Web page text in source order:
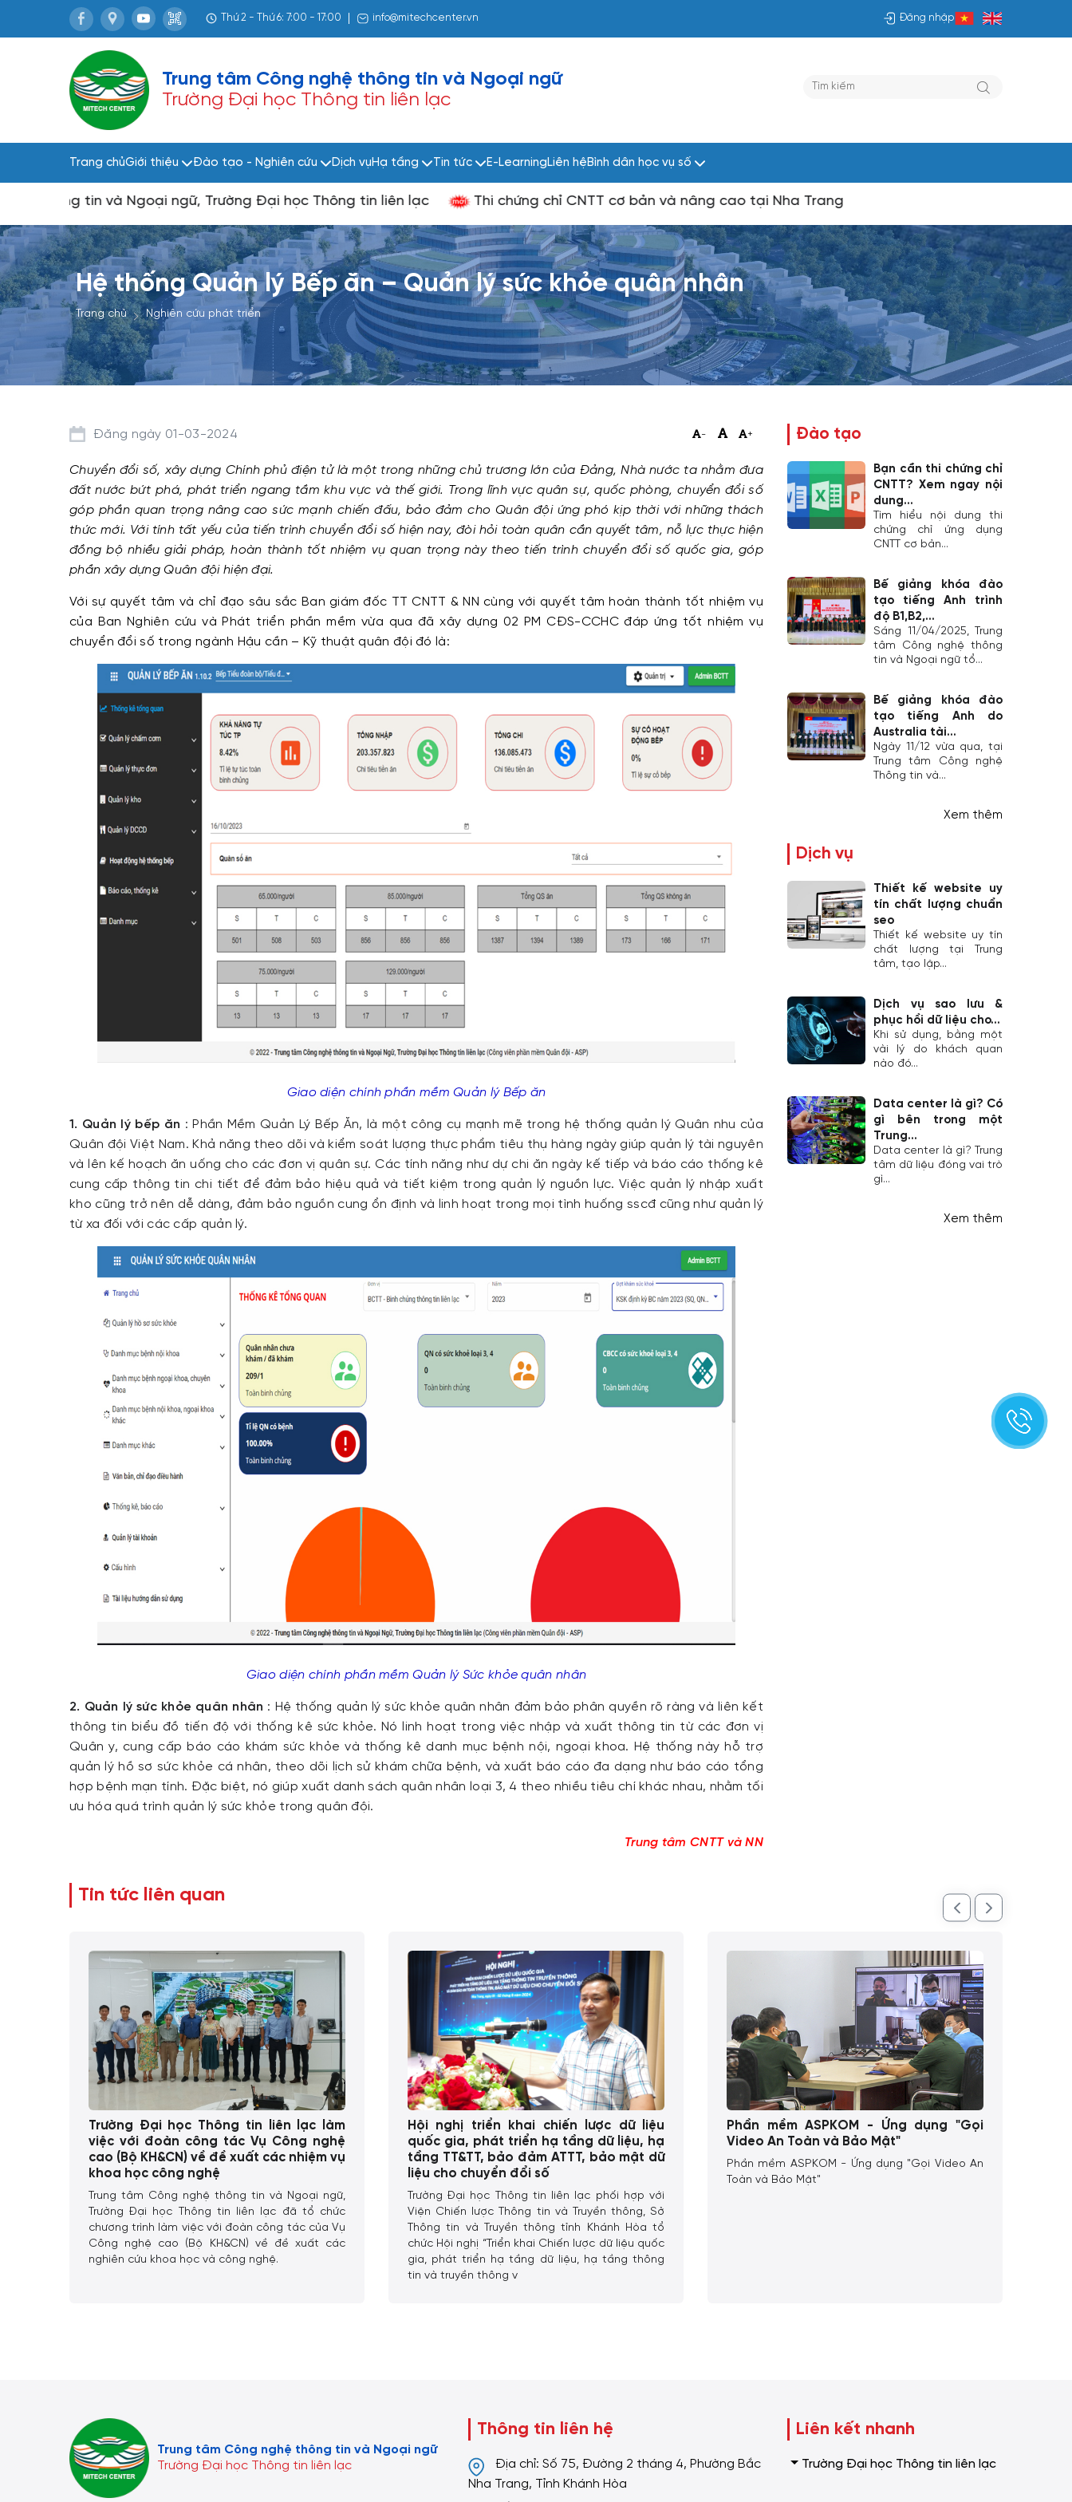
Thứ 2 - Thứ 6: 7:00 - 17:00 info@mitechcenter.vn Đăng nhập
Trung tâm Công nghệ thông tin và Ngoại ngữ
Trường Đại học Thông tin liên lạc
Trang chủGiới thiệu Đào tạo - Nghiên cứu Dịch vụHạ tầng Tin tức E-LearningLiên hệBình dân học vụ số
tin và Ngoại ngữ, Trường Đại học Thông tin liên lạc Thi chứng chỉ CNTT cơ bản và nâng cao tại Nha Trang
Hệ thống Quản lý Bếp ăn – Quản lý sức khỏe quân nhân
Trang chủ Nghiên cứu phát triển
Đăng ngày 01-03-2024 - +
Chuyển đổi số, xây dựng Chính phủ điện tử là một trong những chủ trương lớn của Đảng, Nhà nước ta nhằm đưa
đất nước bứt phá, phát triển ngang tầm khu vực và thế giới. Trong lĩnh vực quân sự, quốc phòng, chuyển đổi số
góp phần quan trọng nâng cao sức mạnh chiến đấu, bảo đảm cho Quân đội ứng phó kịp thời với những thách
thức mới. Với tính tất yếu của tiến trình chuyển đổi số hiện nay, đòi hỏi toàn quân cần quyết tâm, nỗ lực thực hiện
đồng bộ nhiều giải pháp, hoàn thành tốt nhiệm vụ quan trọng này theo tiến trình chuyển đổi số quốc gia, góp
phần xây dựng Quân đội hiện đại.
Với sự quyết tâm và chỉ đạo sâu sắc Ban giám đốc TT CNTT & NN cùng với quyết tâm hoàn thành tốt nhiệm vụ
của Ban Nghiên cứu và Phát triển phần mềm vừa qua đã xây dựng 02 PM CĐS-CCHC đáp ứng tốt nhiệm vụ
chuyển đổi số trong ngành Hậu cần – Kỹ thuật quân đội đó là:
Giao diện chính phần mềm Quản lý Bếp ăn
1. Quản lý bếp ăn : Phần Mềm Quản Lý Bếp Ăn, là một công cụ mạnh mẽ trong hệ thống quản lý Quân nhu của
Quân đội Việt Nam. Khả năng theo dõi và kiểm soát lượng thực phẩm tiêu thụ hàng ngày giúp quản lý tài nguyên
và lên kế hoạch ăn uống cho các đơn vị quân sự. Các tính năng như dự chi ăn ngày kế tiếp và báo cáo thống kê
cung cấp thông tin chi tiết để đảm bảo hiệu quả và tiết kiệm trong quản lý nguồn lực. Việc quản lý nhập xuất
kho cũng trở nên dễ dàng, đảm bảo nguồn cung ổn định và linh hoạt trong mọi tình huống sscđ cũng như quản lý
từ xa đối với các cấp quản lý.
Giao diện chính phần mềm Quản lý Sức khỏe quân nhân
2. Quản lý sức khỏe quân nhân : Hệ thống quản lý sức khỏe quân nhân đảm bảo phân quyền rõ ràng và liên kết
thông tin biểu đồ tiến độ với thống kê sức khỏe. Nó linh hoạt trong việc nhập và xuất thông tin từ các đơn vị
Quân y, cung cấp báo cáo khám sức khỏe và thống kê danh mục bệnh nội, ngoại khoa. Hệ thống này hỗ trợ
quản lý hồ sơ sức khỏe cá nhân, theo dõi lịch sử khám chữa bệnh, và xuất báo cáo đa dạng như báo cáo tổng
hợp bệnh mạn tính. Đặc biệt, nó giúp xuất danh sách quân nhân loại 3, 4 theo nhiều tiêu chí khác nhau, nhằm tối
ưu hóa quá trình quản lý sức khỏe trong quân đội.
Trung tâm CNTT và NN
Đào tạo
Bạn cần thi chứng chỉ
CNTT? Xem ngay nội
dung...
Tìm hiểu nội dung thi
chứng chỉ ứng dụng
CNTT cơ bản...
Bế giảng khóa đào
tạo tiếng Anh trình
độ B1,B2,...
Sáng 11/04/2025, Trung
tâm Công nghệ thông
tin và Ngoại ngữ tổ...
Bế giảng khóa đào
tạo tiếng Anh do
Australia tài...
Ngày 11/12 vừa qua, tại
Trung tâm Công nghệ
Thông tin và...
Xem thêm
Dịch vụ
Thiết kế website uy
tín chất lượng chuẩn
seo
Thiết kế website uy tín
chất lượng tại Trung
tâm, tạo lập...
Dịch vụ sao lưu &
phục hồi dữ liệu cho...
Khi sử dụng, bằng một
vài lý do khách quan
nào đó...
Data center là gì? Có
gì bên trong một
Trung...
Data center là gì? Trung
tâm dữ liệu đóng vai trò
gì...
Xem thêm
Tin tức liên quan
Trường Đại học Thông tin liên lạc làm
việc với đoàn công tác Vụ Công nghệ
cao (Bộ KH&CN) về đề xuất các nhiệm vụ
khoa học công nghệ
Trung tâm Công nghệ thông tin và Ngoại ngữ,
Trường Đại học Thông tin liên lạc đã tổ chức
chương trình làm việc với đoàn công tác của Vụ
Công nghệ cao (Bộ KH&CN) về đề xuất các
nghiên cứu khoa học và công nghệ.
Hội nghị triển khai chiến lược dữ liệu
quốc gia, phát triển hạ tầng dữ liệu, hạ
tầng TT&TT, bảo đảm ATTT, bảo mật dữ
liệu cho chuyển đổi số
Trường Đại học Thông tin liên lạc phối hợp với
Viện Chiến lược Thông tin và Truyền thông, Sở
Thông tin và Truyền thông tỉnh Khánh Hòa tổ
chức Hội nghị “Triển khai Chiến lược dữ liệu quốc
gia, phát triển hạ tầng dữ liệu, hạ tầng thông
tin và truyền thông v
Phần mềm ASPKOM - Ứng dụng "Gọi
Video An Toàn và Bảo Mật"
Phần mềm ASPKOM - Ứng dụng "Gọi Video An
Toàn và Bảo Mật"
Trung tâm Công nghệ thông tin và Ngoại ngữ
Trường Đại học Thông tin liên lạc
Thông tin liên hệ
Địa chỉ: Số 75, Đường 2 tháng 4, Phường Bắc
Nha Trang, Tỉnh Khánh Hòa
Liên kết nhanh
Trường Đại học Thông tin liên lạc